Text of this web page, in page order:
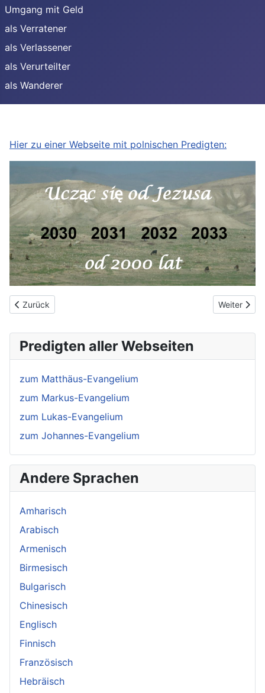
Umgang mit Geld
als Verratener
als Verlassener
als Verurteilter
als Wanderer
Hier zu einer Webseite mit polnischen Predigten:
Vorheriger Beitrag: Portugisisch
Zurück Nächster
Weiter
Predigten aller Webseiten
zum Matthäus-Evangelium
zum Markus-Evangelium
zum Lukas-Evangelium
zum Johannes-Evangelium
Andere Sprachen
Amharisch
Arabisch
Armenisch
Birmesisch
Bulgarisch
Chinesisch
Englisch
Finnisch
Französisch
Hebräisch